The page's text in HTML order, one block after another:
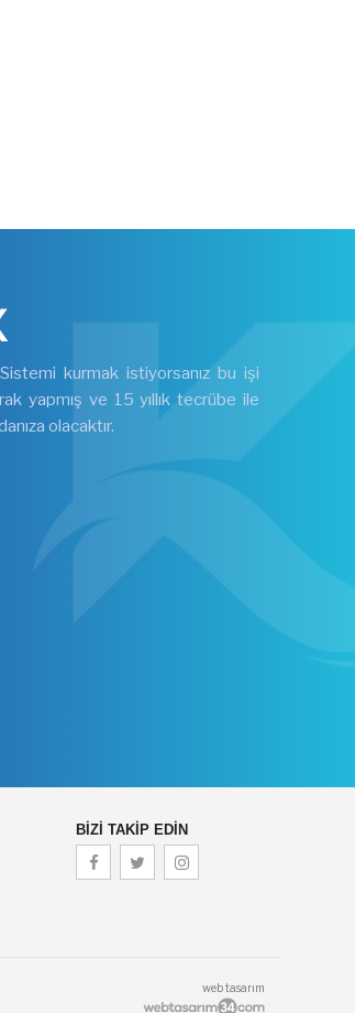
kurmak istiyorsanız bu işi
yapmış ve 15 yıllık tecrübe ile
olacaktır.
BIZI TAKIP EDIN
web tasarım